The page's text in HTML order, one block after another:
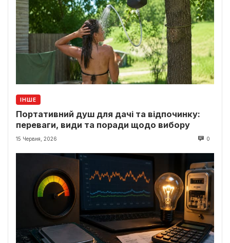
ІНШЕ
Портативний душ для дачі та відпочинку:
переваги, види та поради щодо вибору
15 Червня, 2026 0